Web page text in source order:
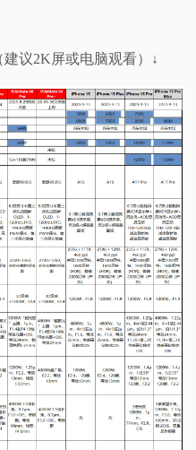
议2K屏或电脑观看）↓